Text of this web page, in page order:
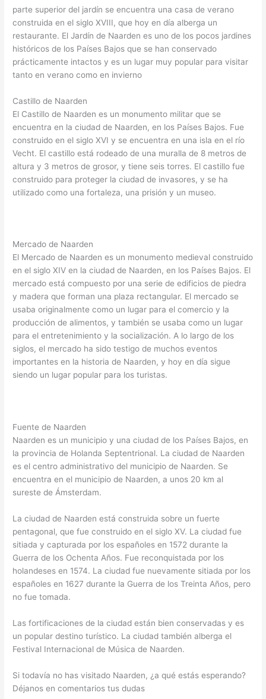
parte superior del jardín se encuentra una casa de verano
construida en el siglo XVIII, que hoy en día alberga un
restaurante. El Jardín de Naarden es uno de los pocos jardines
históricos de los Países Bajos que se han conservado
prácticamente intactos y es un lugar muy popular para visitar
tanto en verano como en invierno
Castillo de Naarden
El Castillo de Naarden es un monumento militar que se
encuentra en la ciudad de Naarden, en los Países Bajos. Fue
construido en el siglo XVI y se encuentra en una isla en el río
Vecht. El castillo está rodeado de una muralla de 8 metros de
altura y 3 metros de grosor, y tiene seis torres. El castillo fue
construido para proteger la ciudad de invasores, y se ha
utilizado como una fortaleza, una prisión y un museo.
Mercado de Naarden
El Mercado de Naarden es un monumento medieval construido
en el siglo XIV en la ciudad de Naarden, en los Países Bajos. El
mercado está compuesto por una serie de edificios de piedra
y madera que forman una plaza rectangular. El mercado se
usaba originalmente como un lugar para el comercio y la
producción de alimentos, y también se usaba como un lugar
para el entretenimiento y la socialización. A lo largo de los
siglos, el mercado ha sido testigo de muchos eventos
importantes en la historia de Naarden, y hoy en día sigue
siendo un lugar popular para los turistas.
Fuente de Naarden
Naarden es un municipio y una ciudad de los Países Bajos, en
la provincia de Holanda Septentrional. La ciudad de Naarden
es el centro administrativo del municipio de Naarden. Se
encuentra en el municipio de Naarden, a unos 20 km al
sureste de Ámsterdam.
La ciudad de Naarden está construida sobre un fuerte
pentagonal, que fue construido en el siglo XV. La ciudad fue
sitiada y capturada por los españoles en 1572 durante la
Guerra de los Ochenta Años. Fue reconquistada por los
holandeses en 1574. La ciudad fue nuevamente sitiada por los
españoles en 1627 durante la Guerra de los Treinta Años, pero
no fue tomada.
Las fortificaciones de la ciudad están bien conservadas y es
un popular destino turístico. La ciudad también alberga el
Festival Internacional de Música de Naarden.
Si todavía no has visitado Naarden, ¿a qué estás esperando?
Déjanos en comentarios tus dudas